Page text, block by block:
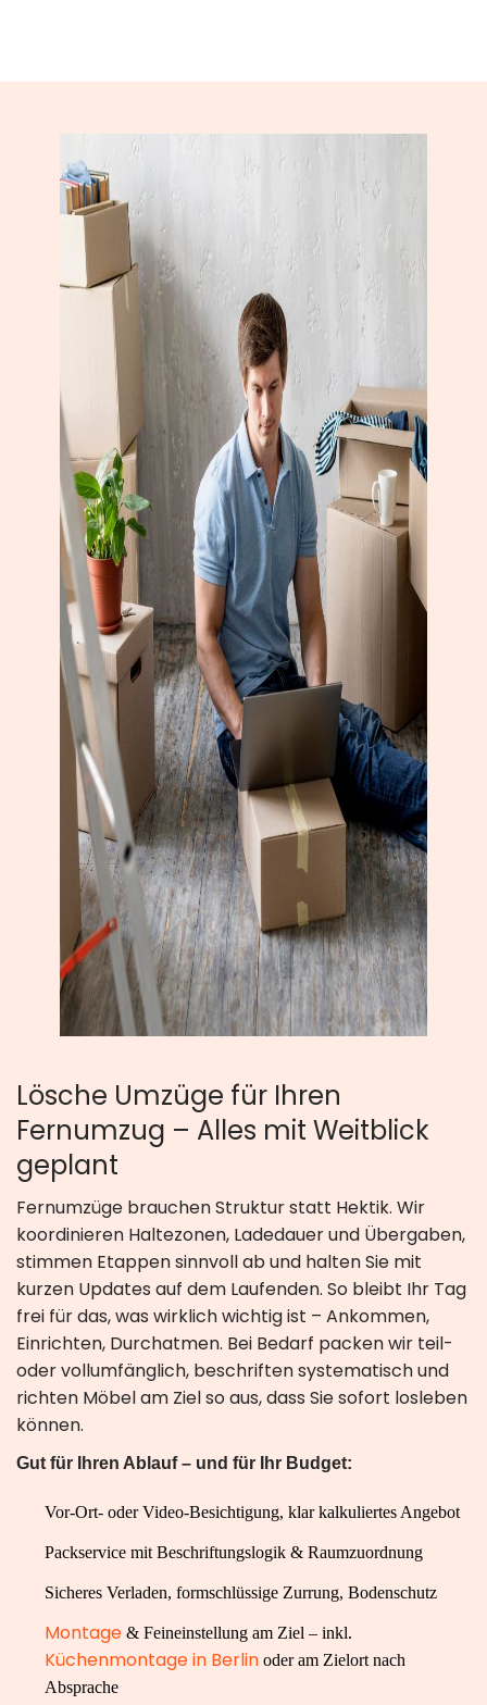
Lösche Umzüge für Ihren
Fernumzug – Alles mit Weitblick
geplant
Fernumzüge brauchen Struktur statt Hektik. Wir
koordinieren Haltezonen, Ladedauer und Übergaben,
stimmen Etappen sinnvoll ab und halten Sie mit
kurzen Updates auf dem Laufenden. So bleibt Ihr Tag
frei für das, was wirklich wichtig ist – Ankommen,
Einrichten, Durchatmen. Bei Bedarf packen wir teil-
oder vollumfänglich, beschriften systematisch und
richten Möbel am Ziel so aus, dass Sie sofort losleben
können.
Gut für Ihren Ablauf – und für Ihr Budget:
Vor-Ort- oder Video-Besichtigung, klar kalkuliertes Angebot
Packservice mit Beschriftungslogik & Raumzuordnung
Sicheres Verladen, formschlüssige Zurrung, Bodenschutz
Montage & Feineinstellung am Ziel – inkl.
Küchenmontage in Berlin oder am Zielort nach
Absprache